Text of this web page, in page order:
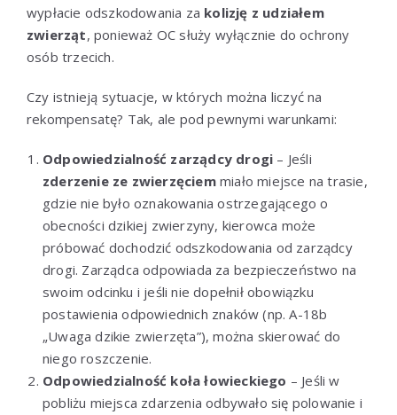
wypłacie odszkodowania za kolizję z udziałem
zwierząt, ponieważ OC służy wyłącznie do ochrony
osób trzecich.
Czy istnieją sytuacje, w których można liczyć na
rekompensatę? Tak, ale pod pewnymi warunkami:
Odpowiedzialność zarządcy drogi – Jeśli
zderzenie ze zwierzęciemmiało miejsce na trasie,
gdzie nie było oznakowania ostrzegającego o
obecności dzikiej zwierzyny, kierowca może
próbować dochodzić odszkodowania od zarządcy
drogi. Zarządca odpowiada za bezpieczeństwo na
swoim odcinku i jeśli nie dopełnił obowiązku
postawienia odpowiednich znaków (np. A-18b
„Uwaga dzikie zwierzęta”), można skierować do
niego roszczenie.
Odpowiedzialność koła łowieckiego – Jeśli w
pobliżu miejsca zdarzenia odbywało się polowanie i